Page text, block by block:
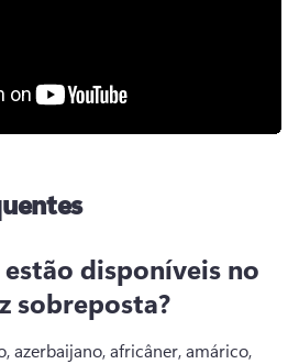
disponíveis no
sobreposta?
azerbaijano, africâner, amárico,